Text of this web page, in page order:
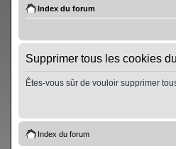
Index du forum
Supprimer tous les cookies
Êtes-vous sûr de vouloir supprimer
Index du forum